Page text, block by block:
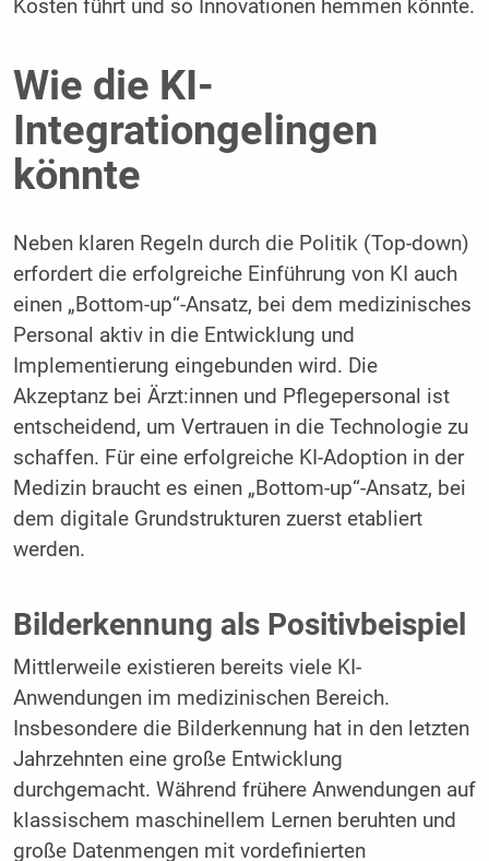
Kosten führt und so Innovationen hemmen könnte.
Wie die KI-
Integrationgelingen
könnte
Neben klaren Regeln durch die Politik (Top-down)
erfordert die erfolgreiche Einführung von KI auch
einen „Bottom-up“-Ansatz, bei dem medizinisches
Personal aktiv in die Entwicklung und
Implementierung eingebunden wird. Die
Akzeptanz bei Ärzt:innen und Pflegepersonal ist
entscheidend, um Vertrauen in die Technologie zu
schaffen. Für eine erfolgreiche KI-Adoption in der
Medizin braucht es einen „Bottom-up“-Ansatz, bei
dem digitale Grundstrukturen zuerst etabliert
werden.
Bilderkennung als Positivbeispiel
Mittlerweile existieren bereits viele KI-
Anwendungen im medizinischen Bereich.
Insbesondere die Bilderkennung hat in den letzten
Jahrzehnten eine große Entwicklung
durchgemacht. Während frühere Anwendungen auf
klassischem maschinellem Lernen beruhten und
große Datenmengen mit vordefinierten